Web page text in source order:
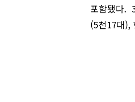
포함됐다.
(5천17대),